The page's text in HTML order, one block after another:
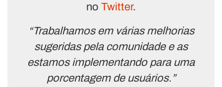
no Twitter.
“Trabalhamos em várias melhorias
sugeridas pela comunidade e as
estamos implementando para uma
porcentagem de usuários.”